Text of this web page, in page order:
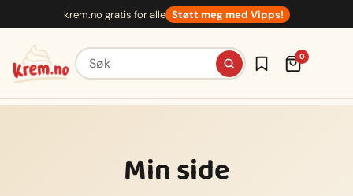
innhold
krem.no gratis for alle Støtt meg med Vipps!
Søk etter oppskrifter 0
Min side